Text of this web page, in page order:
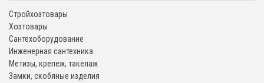
Стройхозтовары
Хозтовары
Сантехоборудование
Инженерная сантехника
Метизы, крепеж, такелаж
Замки, скобяные изделия